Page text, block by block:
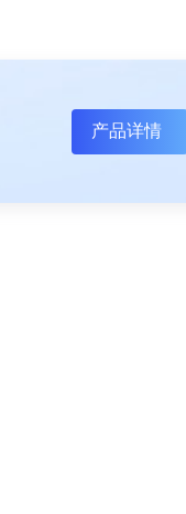
产品详情